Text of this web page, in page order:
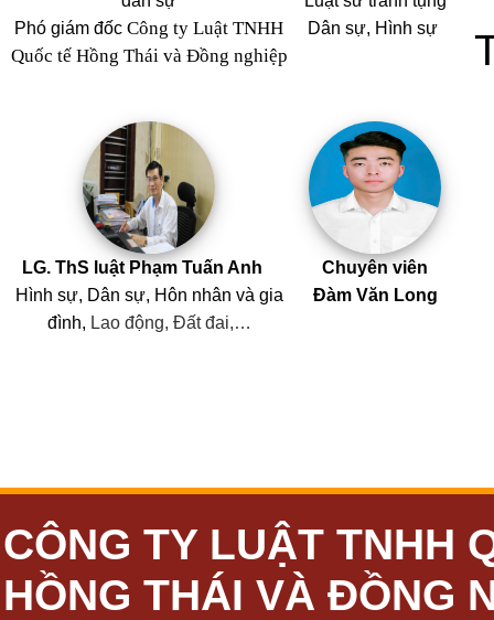
Phó giám đốc Công ty Luật TNHH
Quốc tế Hồng Thái và Đồng nghiệp
Dân sự, Hình sự
LG. ThS luật Phạm Tuấn Anh
Hình sự, Dân sự, Hôn nhân và gia
đình, Lao động, Đất đai,…
Chuyên viên
Đàm Văn Long
CÔNG TY LUẬT TNHH
HỒNG THÁI VÀ ĐỒNG